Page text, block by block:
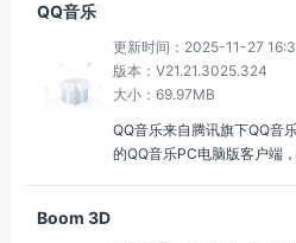
QQ音乐
更新时间：2025-11-27
版本：V21.21.3025.324
大小：69.97MB
QQ音乐来自腾讯旗下QQ音
的QQ音乐PC电脑版客户端
Boom 3D